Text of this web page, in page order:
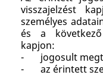
visszajelzést
személyes
és a
kapjon:
- jogosult
- az érintett